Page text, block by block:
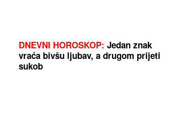
DNEVNI HOROSKOP: Jedan znak
vraća bivšu ljubav, a drugom prijeti
sukob